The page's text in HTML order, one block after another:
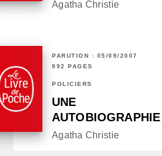
Agatha Christie
PARUTION : 05/09/2007
992 PAGES
POLICIERS
UNE
AUTOBIOGRAPHIE
Agatha Christie